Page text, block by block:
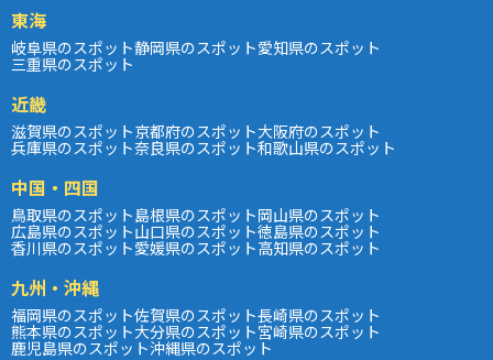
東海
岐阜県のスポット静岡県のスポット愛知県のスポット
三重県のスポット
近畿
滋賀県のスポット京都府のスポット大阪府のスポット
兵庫県のスポット奈良県のスポット和歌山県のスポット
中国・四国
鳥取県のスポット島根県のスポット岡山県のスポット
広島県のスポット山口県のスポット徳島県のスポット
香川県のスポット愛媛県のスポット高知県のスポット
九州・沖縄
福岡県のスポット佐賀県のスポット長崎県のスポット
熊本県のスポット大分県のスポット宮崎県のスポット
鹿児島県のスポット沖縄県のスポット